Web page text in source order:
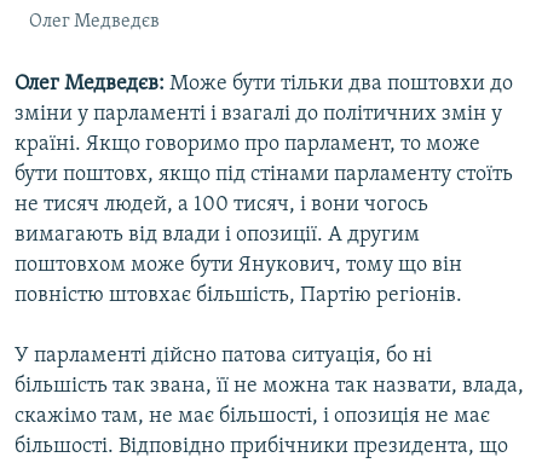
Олег Медведєв
Олег Медведєв: Може бути тільки два поштовхи до
зміни у парламенті і взагалі до політичних змін у
країні. Якщо говоримо про парламент, то може
бути поштовх, якщо під стінами парламенту стоїть
не тисяч людей, а 100 тисяч, і вони чогось
вимагають від влади і опозиції. А другим
поштовхом може бути Янукович, тому що він
повністю штовхає більшість, Партію регіонів.
У парламенті дійсно патова ситуація, бо ні
більшість так звана, її не можна так назвати, влада,
скажімо там, не має більшості, і опозиція не має
більшості. Відповідно прибічники президента, що